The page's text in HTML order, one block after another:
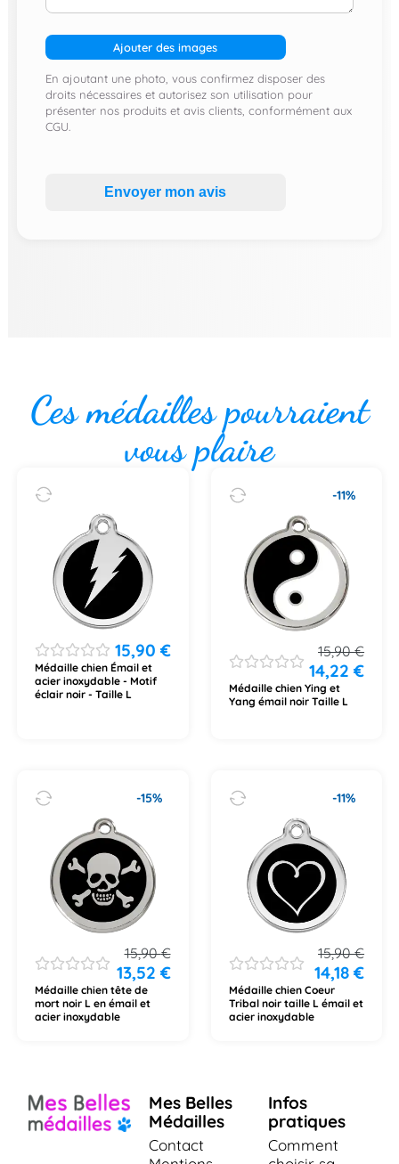
Ajouter des images
En ajoutant une photo, vous confirmez disposer des
droits nécessaires et autorisez son utilisation pour
présenter nos produits et avis clients, conformément aux
CGU.
Envoyer mon avis
Ces médailles pourraient
vous plaire
15,90 €
Médaille chien Émail et
acier inoxydable - Motif
éclair noir - Taille L
-11%
15,90€
14,22€
Médaille chien Ying et
Yang émail noir Taille L
-15%
15,90€
13,52 €
Médaille chien tête de
mort noir L en émail et
acier inoxydable
-11%
15,90€
14,18€
Médaille chien Coeur
Tribal noir taille L émail et
acier inoxydable
Mes Belles
Médailles
Contact
Infos
pratiques
Comment